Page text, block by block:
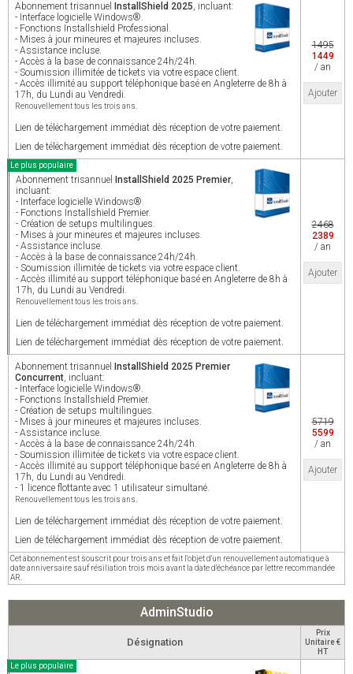
Abonnement trisannuel InstallShield 2025, incluant:
- Interface logicielle Windows®.
- Fonctions Installshield Professional.
- Mises à jour mineures et majeures incluses.
- Assistance incluse.
- Accès à la base de connaissance 24h/24h.
- Soumission illimitée de tickets via votre espace client.
- Accès illimité au support téléphonique basé en Angleterre de 8h à
17h, du Lundi au Vendredi.
Renouvellement tous les trois ans.
Lien de téléchargement immédiat dès réception de votre paiement.
Lien de téléchargement immédiat dès réception de votre paiement.
1495
1449
/ an
Ajouter
Le plus populaire
Abonnement trisannuel InstallShield 2025 Premier,
incluant:
- Interface logicielle Windows®.
- Fonctions Installshield Premier.
- Création de setups multilingues.
- Mises à jour mineures et majeures incluses.
- Assistance incluse.
- Accès à la base de connaissance 24h/24h.
- Soumission illimitée de tickets via votre espace client.
- Accès illimité au support téléphonique basé en Angleterre de 8h à
17h, du Lundi au Vendredi.
Renouvellement tous les trois ans.
Lien de téléchargement immédiat dès réception de votre paiement.
Lien de téléchargement immédiat dès réception de votre paiement.
2468
2389
/ an
Ajouter
Abonnement trisannuel
InstallShield 2025 Premier
Concurrent, incluant:
- Interface logicielle Windows®.
- Fonctions Installshield Premier.
- Création de setups multilingues.
- Mises à jour mineures et majeures incluses.
- Assistance incluse.
- Accès à la base de connaissance 24h/24h.
- Soumission illimitée de tickets via votre espace client.
- Accès illimité au support téléphonique basé en Angleterre de 8h à
17h, du Lundi au Vendredi.
- 1 licence flottante avec 1 utilisateur simultané.
Renouvellement tous les trois ans.
Lien de téléchargement immédiat dès réception de votre paiement.
Lien de téléchargement immédiat dès réception de votre paiement.
5719
5599
/ an
Ajouter
Cet abonnement est souscrit pour trois ans et fait l'objet d'un renouvellement automatique à
date anniversaire sauf résiliation trois mois avant la date d'échéance par lettre recommandée
AR.
AdminStudio
Désignation
Prix
Unitaire €
HT
Le plus populaire